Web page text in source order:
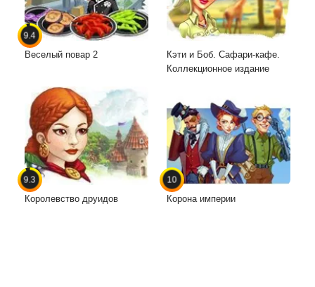
9.4
Веселый повар 2
Кэти и Боб. Сафари-кафе.
Коллекционное издание
9.3
Королевство друидов
10
Корона империи